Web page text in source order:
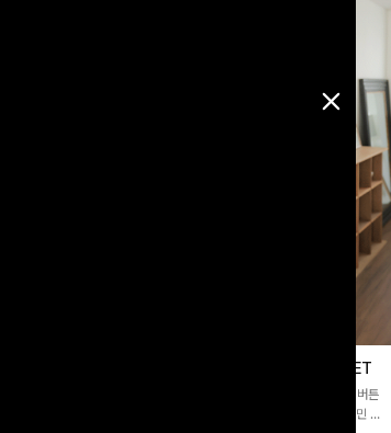
제딧레이어드 블라우스+플레어팬츠SET
[완성도높은💗]레이어드한 듯 자연스러운 나시와 버튼
원피스가 함께 구성된 세트 아이템입니다. 코디 고민 없